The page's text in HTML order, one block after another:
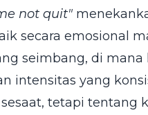
not quit"
secara emosional
seimbang, di mana
intensitas yang
tetapi tentang